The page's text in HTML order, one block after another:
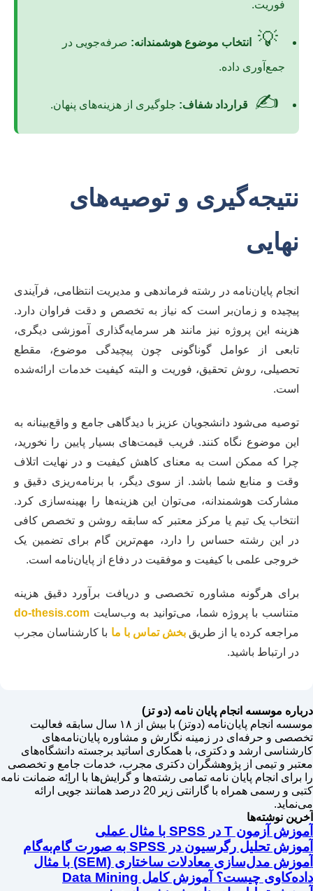
فوریت.
💡 انتخاب موضوع هوشمندانه: صرفه‌جویی در
جمع‌آوری داده.
✍️ قرارداد شفاف: جلوگیری از هزینه‌های پنهان.
نتیجه‌گیری و توصیه‌های
نهایی
انجام پایان‌نامه در رشته فرماندهی و مدیریت انتظامی، فرآیندی
پیچیده و زمان‌بر است که نیاز به تخصص و دقت فراوان دارد.
هزینه این پروژه نیز مانند هر سرمایه‌گذاری آموزشی دیگری،
تابعی از عوامل گوناگونی چون پیچیدگی موضوع، مقطع
تحصیلی، روش تحقیق، فوریت و البته کیفیت خدمات ارائه‌شده
است.
توصیه می‌شود دانشجویان عزیز با دیدگاهی جامع و واقع‌بینانه به
این موضوع نگاه کنند. فریب قیمت‌های بسیار پایین را نخورید،
چرا که ممکن است به معنای کاهش کیفیت و در نهایت اتلاف
وقت و منابع شما باشد. از سوی دیگر، با برنامه‌ریزی دقیق و
مشارکت هوشمندانه، می‌توان این هزینه‌ها را بهینه‌سازی کرد.
انتخاب یک تیم یا مرکز معتبر که سابقه روشن و تخصص کافی
در این رشته حساس را دارد، مهم‌ترین گام برای تضمین یک
خروجی علمی با کیفیت و موفقیت در دفاع از پایان‌نامه است.
برای هرگونه مشاوره تخصصی و دریافت برآورد دقیق هزینه
متناسب با پروژه شما، می‌توانید به وب‌سایت do-thesis.com
مراجعه کرده یا از طریق بخش تماس با ما با کارشناسان مجرب
در ارتباط باشید.
درباره موسسه انجام پایان نامه (دو تز)
موسسه انجام پایان‌نامه (دوتز) با بیش از ۱۸ سال سابقه فعالیت
تخصصی و حرفه‌ای در زمینه نگارش و مشاوره پایان‌نامه‌های
کارشناسی ارشد و دکتری، با همکاری اساتید برجسته دانشگاه‌های
معتبر و تیمی از پژوهشگران دکتری مجرب، خدمات جامع و تخصصی
را برای انجام پایان نامه تمامی رشته‌ها و گرایش‌ها با اراِئه ضمانت نامه
کتبی و رسمی همراه با گارانتی زیر 20 درصد همانند جویی ارائه
می‌نماید.
آخرین نوشته‌ها
آموزش آزمون T در SPSS با مثال عملی
آموزش تحلیل رگرسیون در SPSS به صورت گام‌به‌گام
آموزش مدل‌سازی معادلات ساختاری (SEM) با مثال
داده‌کاوی چیست؟ آموزش کامل Data Mining